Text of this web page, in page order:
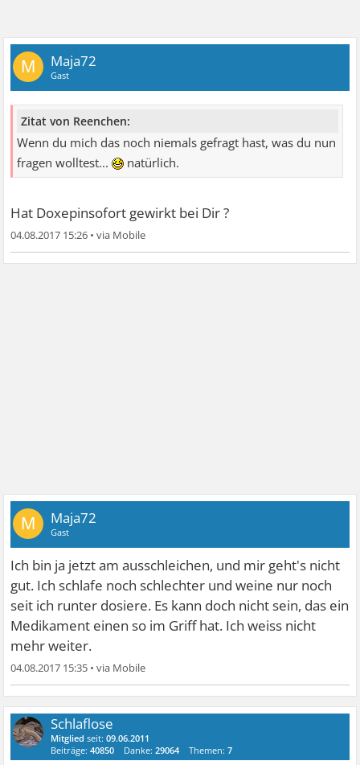
M Maja72
Gast
Zitat von Reenchen:
Wenn du mich das noch niemals gefragt hast, was du nun
fragen wolltest...
natürlich.
Hat Doxepinsofort gewirkt bei Dir ?
04.08.2017 15:26 •
M Maja72
Gast
Ich bin ja jetzt am ausschleichen, und mir geht's nicht
gut. Ich schlafe noch schlechter und weine nur noch
seit ich runter dosiere. Es kann doch nicht sein, das ein
Medikament einen so im Griff hat. Ich weiss nicht
mehr weiter.
04.08.2017 15:35 •
Schlaflose
Mitglied seit:09.06.2011
Beiträge:40850 Danke:29064 Themen:7